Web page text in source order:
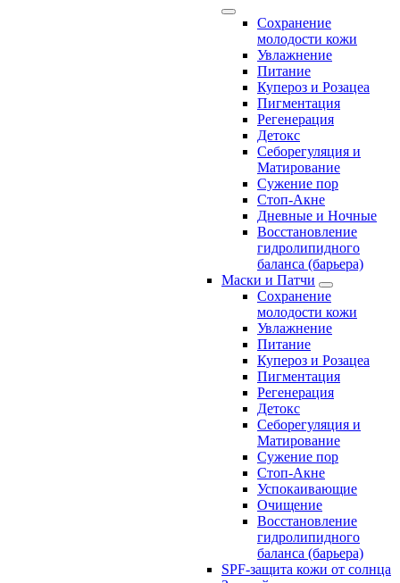
Сохранение
молодости кожи
Увлажнение
Питание
Купероз и Розацеа
Пигментация
Регенерация
Детокс
Себорегуляция и
Матирование
Сужение пор
Стоп-Акне
Дневные и Ночные
Восстановление
гидролипидного
баланса (барьера)
Маски и Патчи
Сохранение
молодости кожи
Увлажнение
Питание
Купероз и Розацеа
Пигментация
Регенерация
Детокс
Себорегуляция и
Матирование
Сужение пор
Стоп-Акне
Успокаивающие
Очищение
Восстановление
гидролипидного
баланса (барьера)
SPF-защита кожи от солнца